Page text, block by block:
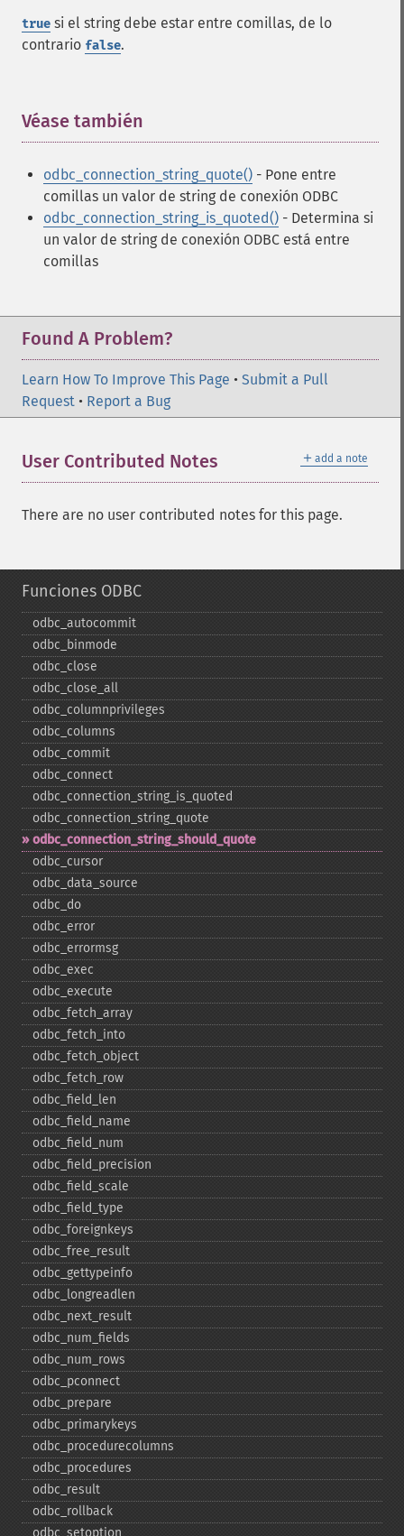
true si el string debe estar entre comillas, de lo
contrario false.
Véase también
odbc_connection_string_quote() - Pone entre
comillas un valor de string de conexión ODBC
odbc_connection_string_is_quoted() - Determina si
un valor de string de conexión ODBC está entre
comillas
Found A Problem?
Learn How To Improve This Page • Submit a Pull
Request • Report a Bug
＋ add a note
User Contributed Notes
There are no user contributed notes for this page.
Funciones ODBC
odbc_​autocommit
odbc_​binmode
odbc_​close
odbc_​close_​all
odbc_​columnprivileges
odbc_​columns
odbc_​commit
odbc_​connect
odbc_​connection_​string_​is_​quoted
odbc_​connection_​string_​quote
odbc_​connection_​string_​should_​quote
odbc_​cursor
odbc_​data_​source
odbc_​do
odbc_​error
odbc_​errormsg
odbc_​exec
odbc_​execute
odbc_​fetch_​array
odbc_​fetch_​into
odbc_​fetch_​object
odbc_​fetch_​row
odbc_​field_​len
odbc_​field_​name
odbc_​field_​num
odbc_​field_​precision
odbc_​field_​scale
odbc_​field_​type
odbc_​foreignkeys
odbc_​free_​result
odbc_​gettypeinfo
odbc_​longreadlen
odbc_​next_​result
odbc_​num_​fields
odbc_​num_​rows
odbc_​pconnect
odbc_​prepare
odbc_​primarykeys
odbc_​procedurecolumns
odbc_​procedures
odbc_​result
odbc_​rollback
odbc_​setoption